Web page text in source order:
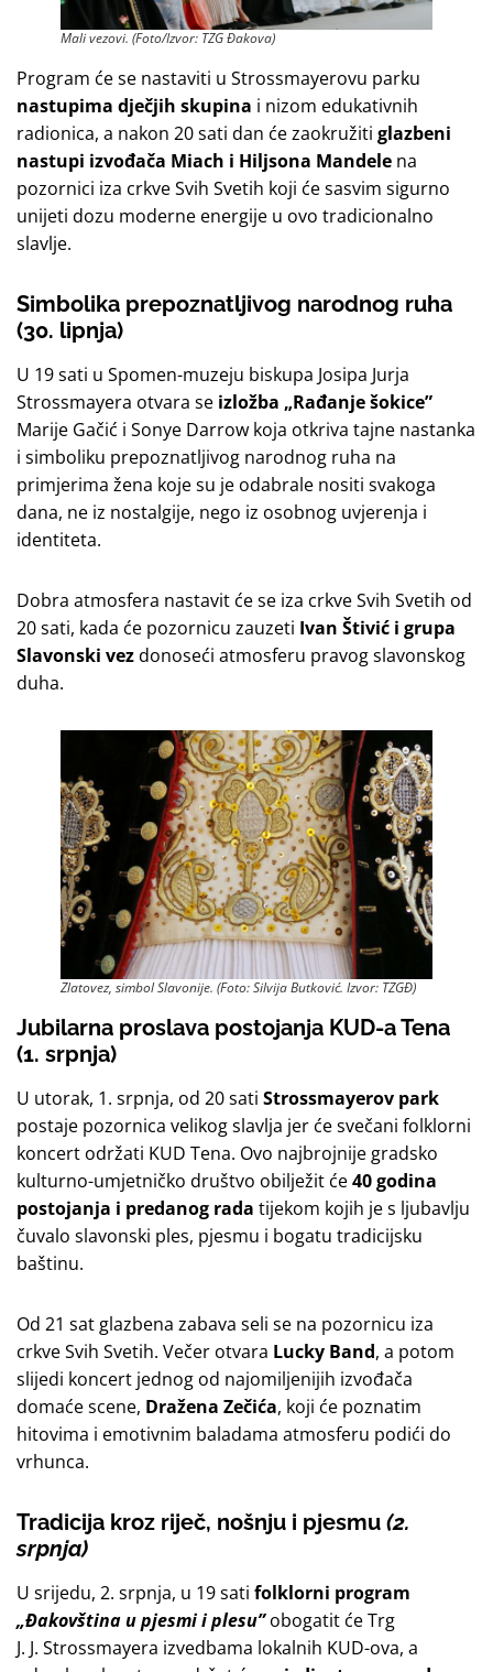
Mali vezovi. (Foto/Izvor: TZG Đakova)
Program će se nastaviti u Strossmayerovu parku
nastupima dječjih skupina i nizom edukativnih
radionica, a nakon 20 sati dan će zaokružiti glazbeni
nastupi izvođača Miach i Hiljsona Mandele na
pozornici iza crkve Svih Svetih koji će sasvim sigurno
unijeti dozu moderne energije u ovo tradicionalno
slavlje.
Simbolika prepoznatljivog narodnog ruha
(30. lipnja)
U 19 sati u Spomen-muzeju biskupa Josipa Jurja
Strossmayera otvara se izložba „Rađanje šokice”
Marije Gačić i Sonye Darrow koja otkriva tajne nastanka
i simboliku prepoznatljivog narodnog ruha na
primjerima žena koje su je odabrale nositi svakoga
dana, ne iz nostalgije, nego iz osobnog uvjerenja i
identiteta.
Dobra atmosfera nastavit će se iza crkve Svih Svetih od
20 sati, kada će pozornicu zauzeti Ivan Štivić i grupa
Slavonski vezdonoseći atmosferu pravog slavonskog
duha.
Zlatovez, simbol Slavonije. (Foto: Silvija Butković. Izvor: TZGĐ)
Jubilarna proslava postojanja KUD-a Tena
(1. srpnja)
U utorak, 1. srpnja, od 20 sati Strossmayerov park
postaje pozornica velikog slavlja jer će svečani folklorni
koncert održati KUD Tena. Ovo najbrojnije gradsko
kulturno-umjetničko društvo obilježit će40 godina
postojanja i predanog rada tijekom kojih je s ljubavlju
čuvalo slavonski ples, pjesmu i bogatu tradicijsku
baštinu.
Od 21 sat glazbena zabava seli se na pozornicu iza
crkve Svih Svetih. Večer otvara Lucky Band, a potom
slijedi koncert jednog od najomiljenijih izvođača
domaće scene, Dražena Zečića, koji će poznatim
hitovima i emotivnim baladama atmosferu podići do
vrhunca.
Tradicija kroz riječ, nošnju i pjesmu (2.
srpnja)
U srijedu, 2. srpnja, u 19 sati folklorni program
„Đakovština u pjesmi i plesu”obogatit će Trg
J. J. Strossmayera izvedbama lokalnih KUD-ova, a